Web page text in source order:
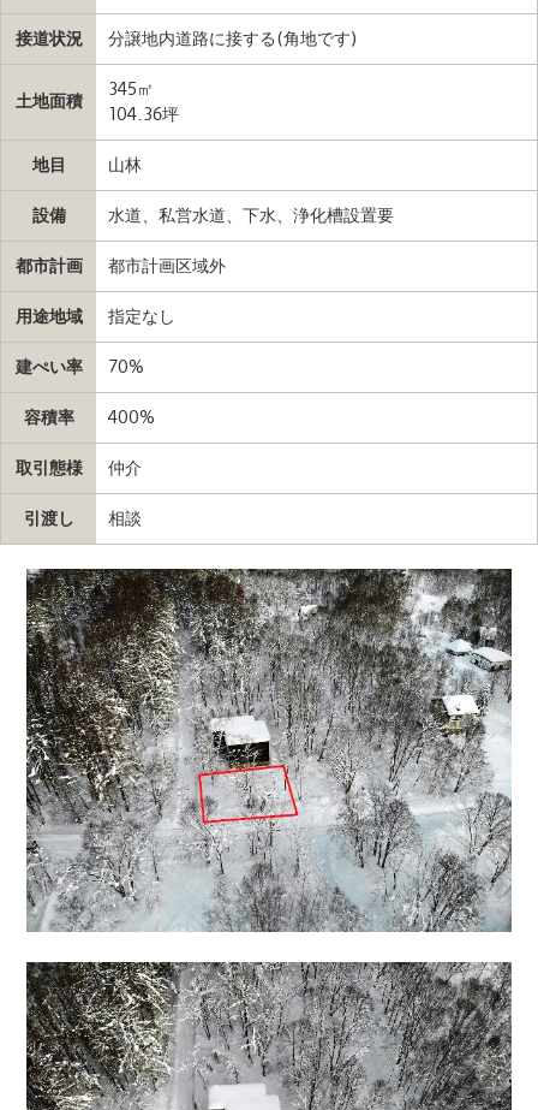
接道状況 分譲地内道路に接する(角地です)
土地面積
345㎡
104.36坪
地目 山林
設備 水道、私営水道、下水、浄化槽設置要
都市計画 都市計画区域外
用途地域 指定なし
建ぺい率 70%
容積率 400%
取引態様 仲介
引渡し 相談